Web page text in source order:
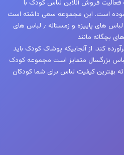
۱۳۹۸ شروع به فعالیت فروش آنلاین لباس کودک با
نموده است. این مجموعه سعی داشته است
تمام نیازهای کودکان شما را اعم از لباس های پاییزه و زمستانه ٫ لباس های
های بچگانه مانند
و … برآورده کند. از آنجاییکه پوشاک کودک باید
بزرگسال متمایز است مجموعه کودک
بهترین کیفیت لباس برای شما کودکان